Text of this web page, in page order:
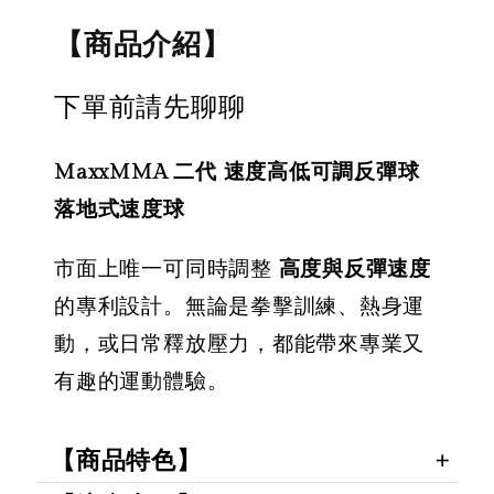
【商品介紹】
下單前請先聊聊
MaxxMMA 二代 速度高低可調反彈球
落地式速度球
市面上唯一可同時調整 高度與反彈速度
的專利設計。無論是拳擊訓練、熱身運
動，或日常釋放壓力，都能帶來專業又
有趣的運動體驗。
【商品特色】